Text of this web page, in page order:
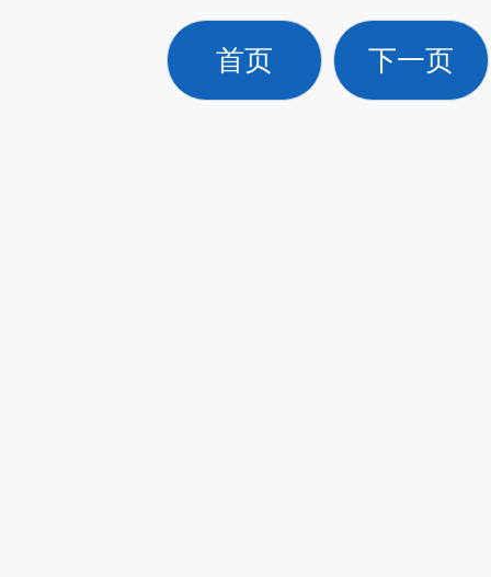
首页 下一页